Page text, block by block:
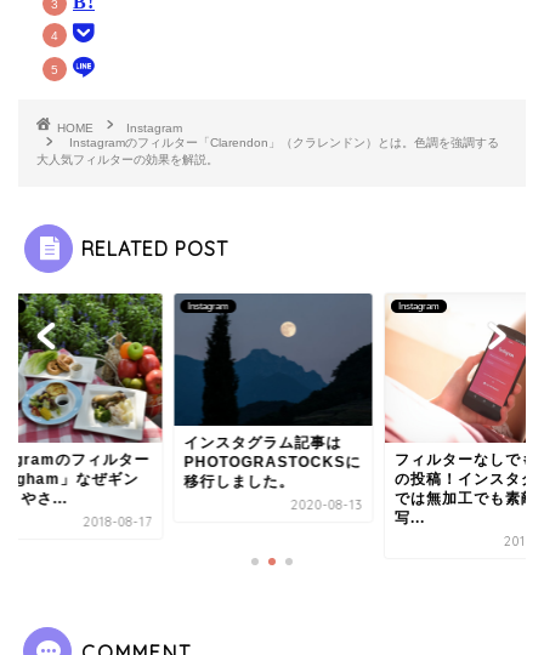
HOME
Instagram
Instagramのフィルター「Clarendon」（クラレンドン）とは。色調を強調する
大人気フィルターの効果を解説。
RELATED POST
のフィルター
」なぜギン
！やさ...
2018-08-17
Instagram
インスタグラム記事は
PHOTOGRASTOCKSに
移行しました。
2020-08-13
Instagram
フィルターなしでも
の投稿！インスタグ
では無加工でも素敵
写...
2018-